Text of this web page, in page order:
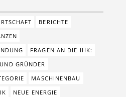
BERICHTE
FRAGEN AN DIE IHK:
GRÜNDER
MASCHINENBAU
NEUE ENERGIE